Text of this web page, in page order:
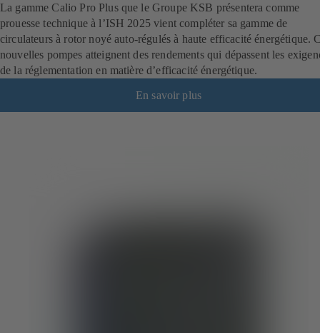
La gamme Calio Pro Plus que le Groupe KSB présentera comme
prouesse technique à l’ISH 2025 vient compléter sa gamme de
circulateurs à rotor noyé auto-régulés à haute efficacité énergétique.
nouvelles pompes atteignent des rendements qui dépassent les
de la réglementation en matière d’efficacité énergétique.
En savoir plus